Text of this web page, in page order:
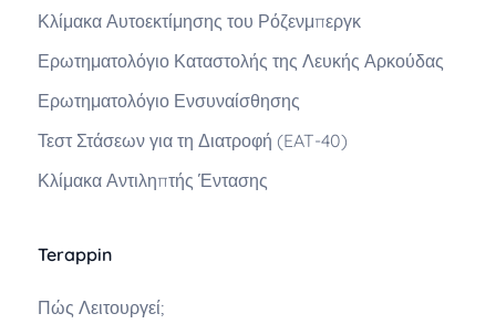
Terappin
Πώς Λειτουργεί;
Κλίμακα Αυτοεκτίμησης του Ρόζενμπεργκ
Ερωτηματολόγιο Καταστολής της Λευκής Αρκούδας
Ερωτηματολόγιο Ενσυναίσθησης
Τεστ Στάσεων για τη Διατροφή (EAT-40)
Κλίμακα Αντιληπτής Έντασης